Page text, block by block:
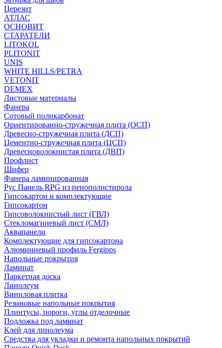
Церезит
АТЛАС
ОСНОВИТ
СТАРАТЕЛИ
LITOKOL
PLITONIT
UNIS
WHITE HILLS/PETRA
VETONIT
DEMEX
Листовые материалы
Фанера
Сотовый поликарбонат
Ориентированно-стружечная плита (ОСП)
Древесно-стружечная плита (ДСП)
Цементно-стружечная плита (ЦСП)
Древесноволокнистая плита (ДВП)
Профлист
Шифер
Фанера ламинированная
Рус Панель RPG из пенополистирола
Гипсокартон и комплектующие
Гипсокартон
Гипсоволокнистый лист (ГВЛ)
Стекломагниевый лист (СМЛ)
Аквапанели
Комплектующие для гипсокартона
Алюминиевый профиль Fergipps
Напольные покрытия
Ламинат
Паркетная доска
Линолеум
Виниловая плитка
Резиновые напольные покрытия
Плинтусы, пороги, углы отделочные
Подложка под ламинат
Клей для линолеума
Средства для укладки и ремонта напольных покрытий